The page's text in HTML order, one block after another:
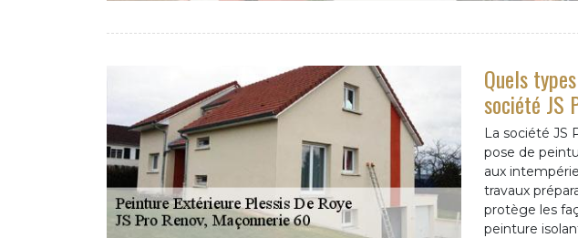
Quels
société JS
La société JS
pose de
aux
travaux
protège les
peinture